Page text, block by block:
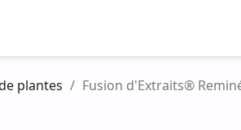
plantes Fusion d'Extraits®